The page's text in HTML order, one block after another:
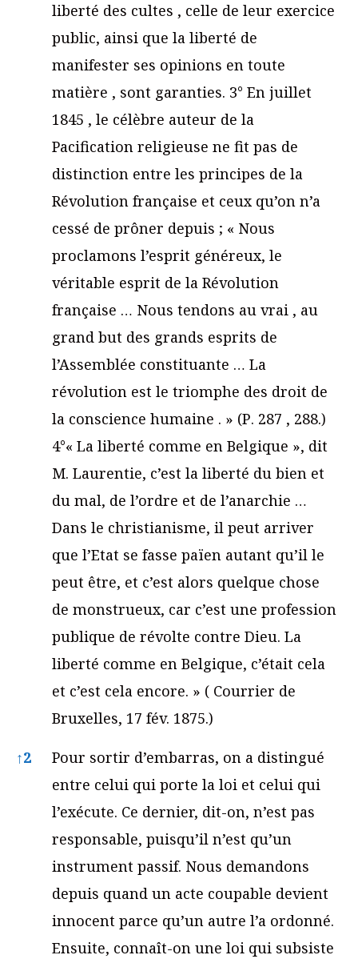
liberté des cultes , celle de leur exercice
public, ainsi que la liberté de
manifester ses opinions en toute
matière , sont garanties. 3° En juillet
1845 , le célèbre auteur de la
Pacification religieuse ne fit pas de
distinction entre les principes de la
Révolution française et ceux qu’on n’a
cessé de prôner depuis ; « Nous
proclamons l’esprit généreux, le
véritable esprit de la Révolution
française … Nous tendons au vrai , au
grand but des grands esprits de
l’Assemblée constituante … La
révolution est le triomphe des droit de
la conscience humaine . » (Р. 287 , 288.)
4°« La liberté comme en Belgique », dit
M. Laurentie, c’est la liberté du bien et
du mal, de l’ordre et de l’anarchie …
Dans le christianisme, il peut arriver
que l’Etat se fasse païen autant qu’il le
peut être, et c’est alors quelque chose
de monstrueux, car c’est une profession
publique de révolte contre Dieu. La
liberté comme en Belgique, c’était cela
et c’est cela encore. » ( Courrier de
Bruxelles, 17 fév. 1875.)
↑2
Pour sortir d’embarras, on a distingué
entre celui qui porte la loi et celui qui
l’exécute. Ce dernier, dit-on, n’est pas
responsable, puisqu’il n’est qu’un
instrument passif. Nous demandons
depuis quand un acte coupable devient
innocent parce qu’un autre l’a ordonné.
Ensuite, connaît-on une loi qui subsiste